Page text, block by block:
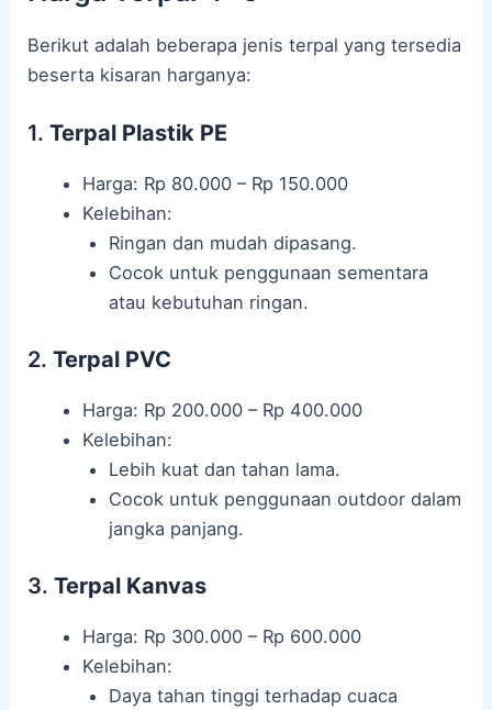
Berikut adalah beberapa jenis terpal yang tersedia
beserta kisaran harganya:
1.Terpal Plastik PE
Harga: Rp 80.000 – Rp 150.000
Kelebihan:
Ringan dan mudah dipasang.
Cocok untuk penggunaan sementara
atau kebutuhan ringan.
2.Terpal PVC
Harga: Rp 200.000 – Rp 400.000
Kelebihan:
Lebih kuat dan tahan lama.
Cocok untuk penggunaan outdoor dalam
jangka panjang.
3.Terpal Kanvas
Harga: Rp 300.000 – Rp 600.000
Kelebihan:
Daya tahan tinggi terhadap cuaca